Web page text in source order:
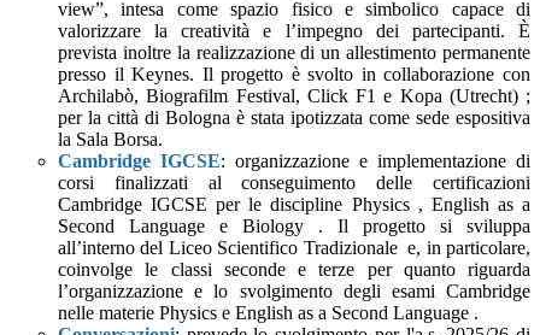
view”, intesa come spazio fisico e simbolico capace di
valorizzare la creatività e l’impegno dei partecipanti. È
prevista inoltre la realizzazione di un allestimento permanente
presso il Keynes. Il progetto è svolto in collaborazione con
Archilabò, Biografilm Festival, Click F1 e Kopa (Utrecht) ;
per la città di Bologna è stata ipotizzata come sede espositiva
la Sala Borsa.
Cambridge IGCSE: organizzazione e implementazione di
corsi finalizzati al conseguimento delle certificazioni
Cambridge IGCSE per le discipline Physics , English as a
Second Language e Biology . Il progetto si sviluppa
all’interno del Liceo Scientifico Tradizionale e, in particolare,
coinvolge le classi seconde e terze per quanto riguarda
l’organizzazione e lo svolgimento degli esami Cambridge
nelle materie Physics e English as a Second Language .